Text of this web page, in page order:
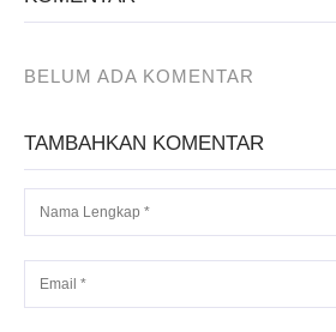
BELUM ADA KOMENTAR
TAMBAHKAN KOMENTAR